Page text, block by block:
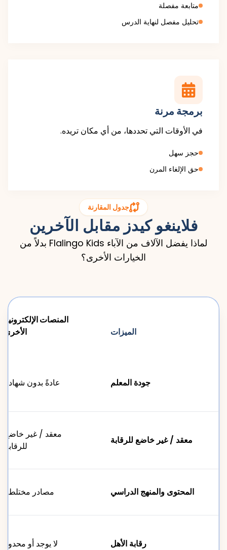
متابعة مفصلة
تحليل مفصل لنهاية الدرس
برمجة مرنة
في الأوقات التي تحددها، من أي مكان تريده.
حجز سهل
حق الإلغاء المرن
جدول المقارنة
فلاينغو كيدز مقابل الآخرين
لماذا يفضل الآلاف من الآباء Flalingo Kids بدلاً من
الخيارات الأخرى؟
الميزات
المنصات الإلكترونية
الأخرى
جودة المعلم عادةً بدون شهادة
معقد / غير خاضع للرقابة
معقد / غير خاضع
للرقابة
المحتوى والمنهج الدراسي مصادر مختلطة
رقابة الأهل لا يوجد أو محدود